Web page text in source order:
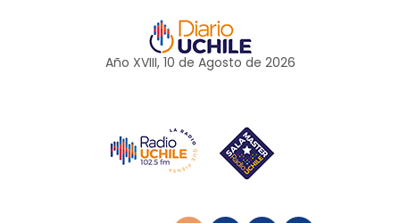
Año XVIII, 10 de Agosto de 2026